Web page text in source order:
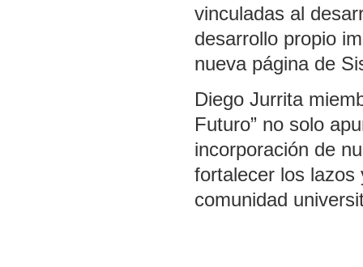
vinculadas al
desarrollo propio
nueva página de
Diego Jurrita
Futuro” no solo
incorporación de
fortalecer los lazos
comunidad